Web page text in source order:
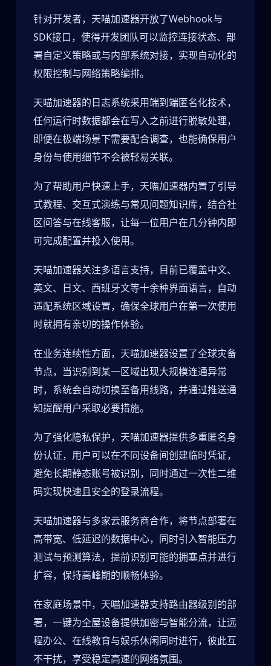
针对开发者，天喵加速器开放了Webhook与
SDK接口，使得开发团队可以监控连接状态、部
署自定义策略或与内部系统对接，实现自动化的
权限控制与网络策略编排。
天喵加速器的日志系统采用端到端匿名化技术，
任何运行时数据都会在写入之前进行脱敏处理，
即便在极端场景下需要配合调查，也能确保用户
身份与使用细节不会被轻易关联。
为了帮助用户快速上手，天喵加速器内置了引导
式教程、交互式演练与常见问题知识库，结合社
区问答与在线客服，让每一位用户在几分钟内即
可完成配置并投入使用。
天喵加速器关注多语言支持，目前已覆盖中文、
英文、日文、西班牙文等十余种界面语言，自动
适配系统区域设置，确保全球用户在第一次使用
时就拥有亲切的操作体验。
在业务连续性方面，天喵加速器设置了全球灾备
节点，当识别到某一区域出现大规模连通异常
时，系统会自动切换至备用线路，并通过推送通
知提醒用户采取必要措施。
为了强化隐私保护，天喵加速器提供多重匿名身
份认证，用户可以在不同设备间创建临时凭证，
避免长期静态账号被识别，同时通过一次性二维
码实现快速且安全的登录流程。
天喵加速器与多家云服务商合作，将节点部署在
高带宽、低延迟的数据中心，同时引入智能压力
测试与预测算法，提前识别可能的拥塞点并进行
扩容，保持高峰期的顺畅体验。
在家庭场景中，天喵加速器支持路由器级别的部
署，一键为全屋设备提供加密与智能分流，让远
程办公、在线教育与娱乐休闲同时进行，彼此互
不干扰，享受稳定高速的网络氛围。